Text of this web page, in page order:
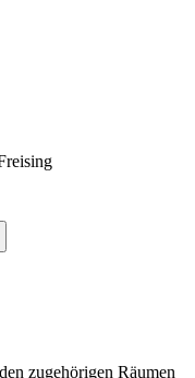
zugehörigen Räumen